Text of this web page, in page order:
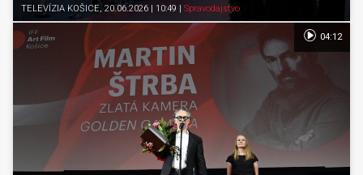
TELEVÍZIA KOŠICE, 20.06.2026 | 10:49 Spravodajstvo
04:12